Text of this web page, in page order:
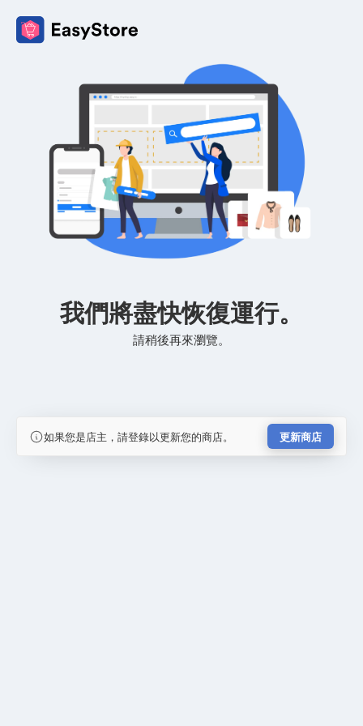
我們將盡快恢復運行。
請稍後再來瀏覽。
如果您是店主，請登錄以更新您的商店。 更新商店